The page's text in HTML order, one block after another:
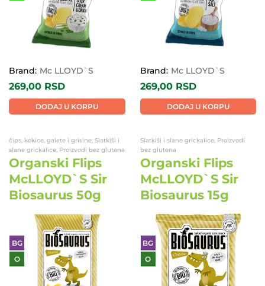
Brand: Mc LLOYD`S
269,00 RSD
DODAJ U KORPU
Brand: Mc LLOYD`S
269,00 RSD
DODAJ U KORPU
čips, kokice, galete i grisine, Slatkiši i
slane grickalice, Proizvodi bez glutena
Organski Flips
McLLOYD`S Sir
Biosaurus 50g
BG
O
Slatkiši i slane grickalice, Proizvodi
bez glutena
Organski Flips
McLLOYD`S Sir
Biosaurus 15g
BG
O